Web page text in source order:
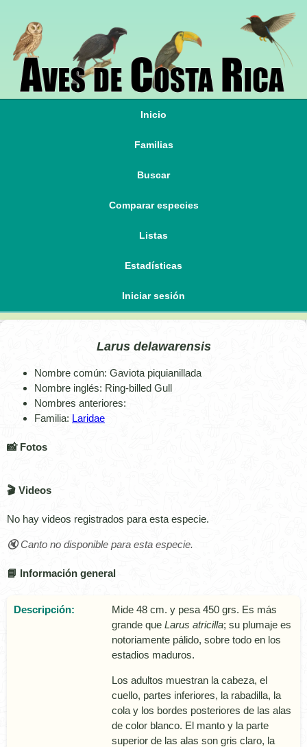
Inicio
Familias
Buscar
Comparar especies
Listas
Estadísticas
Iniciar sesión
Larus delawarensis
Nombre común: Gaviota piquianillada
Nombre inglés: Ring-billed Gull
Nombres anteriores:
Familia: Laridae
📸 Fotos
🎬 Videos
No hay videos registrados para esta especie.
🔇 Canto no disponible para esta especie.
📘 Información general
Descripción:
Mide 48 cm. y pesa 450 grs. Es más
grande que Larus atricilla; su plumaje es
notoriamente pálido, sobre todo en los
estadios maduros.
Los adultos muestran la cabeza, el
cuello, partes inferiores, la rabadilla, la
cola y los bordes posteriores de las alas
de color blanco. El manto y la parte
superior de las alas son gris claro, la